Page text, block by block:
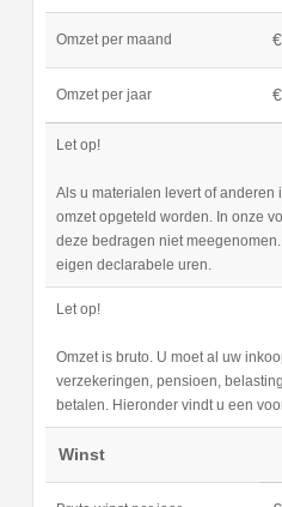
Omzet per maand
Omzet per jaar
Let op!
Als u materialen levert of anderen
omzet opgeteld worden. In onze
deze bedragen niet
eigen declarabele uren.
Let op!
Omzet is bruto. U moet al uw
verzekeringen, pensioen,
betalen. Hieronder vindt u een
Winst